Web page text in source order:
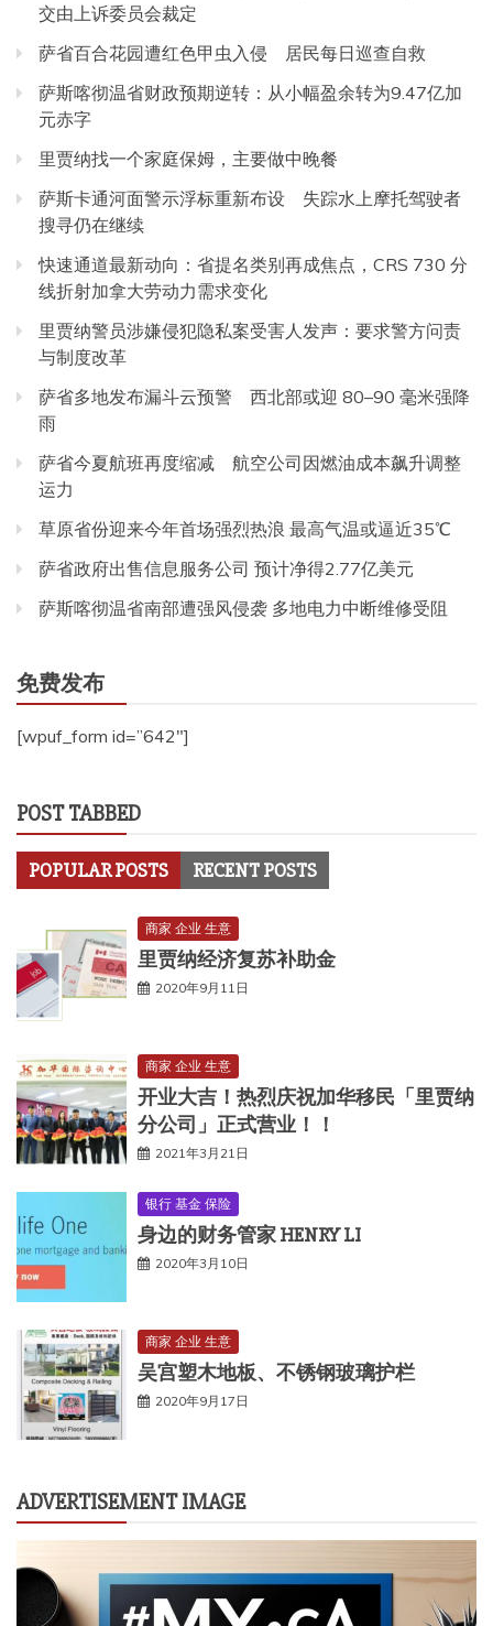
交由上诉委员会裁定
萨省百合花园遭红色甲虫入侵 居民每日巡查自救
萨斯喀彻温省财政预期逆转：从小幅盈余转为9.47亿加
元赤字
里贾纳找一个家庭保姆，主要做中晚餐
萨斯卡通河面警示浮标重新布设 失踪水上摩托驾驶者
搜寻仍在继续
快速通道最新动向：省提名类别再成焦点，CRS 730 分
线折射加拿大劳动力需求变化
里贾纳警员涉嫌侵犯隐私案受害人发声：要求警方问责
与制度改革
萨省多地发布漏斗云预警 西北部或迎 80–90 毫米强降
雨
萨省今夏航班再度缩减 航空公司因燃油成本飙升调整
运力
草原省份迎来今年首场强烈热浪 最高气温或逼近35℃
萨省政府出售信息服务公司 预计净得2.77亿美元
萨斯喀彻温省南部遭强风侵袭 多地电力中断维修受阻
免费发布
[wpuf_form id=”642″]
POST TABBED
POPULAR POSTS RECENT POSTS
商家 企业 生意
里贾纳经济复苏补助金
2020年9月11日
商家 企业 生意
开业大吉！热烈庆祝加华移民「里贾纳
分公司」正式营业！！
2021年3月21日
银行 基金 保险
身边的财务管家 HENRY LI
2020年3月10日
商家 企业 生意
吴宫塑木地板、不锈钢玻璃护栏
2020年9月17日
ADVERTISEMENT IMAGE